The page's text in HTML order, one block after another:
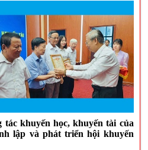
tác khuyến học, khuyến tài của
lập và phát triển hội khuyến